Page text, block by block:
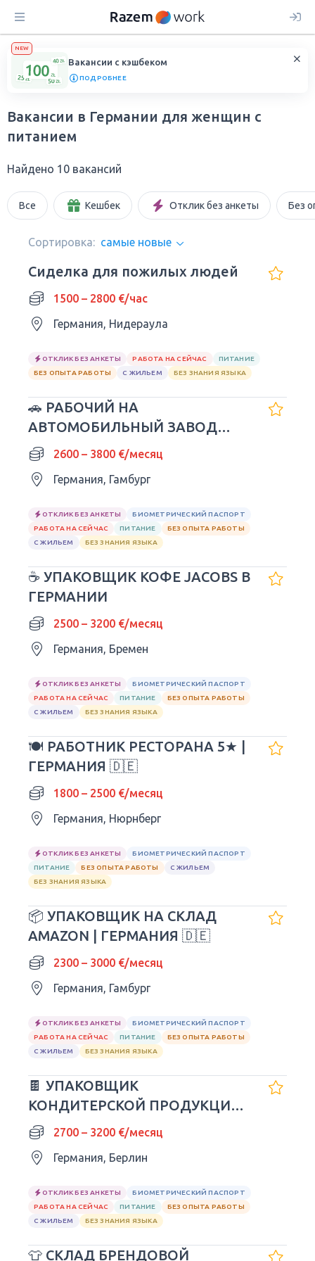
NEW
Вакансии с кэшбеком
ПОДРОБНЕЕ
Вакансии в Германии для женщин с
питанием
Найдено 10 вакансий
Все Кешбек Отклик без анкеты Без
Сортировка: самые новые
Сиделка для пожилых людей
1500 – 2800 €/час
Германия, Нидераула
ОТКЛИК БЕЗ АНКЕТЫ РАБОТА НА СЕЙЧАС
ПИТАНИЕ
БЕЗ ОПЫТА РАБОТЫ
С ЖИЛЬЕМ БЕЗ ЗНАНИЯ ЯЗЫКА
🚗 РАБОЧИЙ НА
АВТОМОБИЛЬНЫЙ ЗАВОД
VOLKSWAGEN
2600 – 3800 €/месяц
Германия, Гамбург
ОТКЛИК БЕЗ АНКЕТЫ
БИОМЕТРИЧЕСКИЙ ПАСПОРТ
РАБОТА НА СЕЙЧАС
ПИТАНИЕ
БЕЗ ОПЫТА РАБОТЫ
С ЖИЛЬЕМ
БЕЗ ЗНАНИЯ ЯЗЫКА
☕ УПАКОВЩИК КОФЕ JACOBS В
ГЕРМАНИИ
2500 – 3200 €/месяц
Германия, Бремен
ОТКЛИК БЕЗ АНКЕТЫ
БИОМЕТРИЧЕСКИЙ ПАСПОРТ
РАБОТА НА СЕЙЧАС
ПИТАНИЕ
БЕЗ ОПЫТА РАБОТЫ
С ЖИЛЬЕМ
БЕЗ ЗНАНИЯ ЯЗЫКА
🍽 РАБОТНИК РЕСТОРАНА 5★ |
ГЕРМАНИЯ 🇩🇪
1800 – 2500 €/месяц
Германия, Нюрнберг
ОТКЛИК БЕЗ АНКЕТЫ
БИОМЕТРИЧЕСКИЙ ПАСПОРТ
ПИТАНИЕ
БЕЗ ОПЫТА РАБОТЫ
С ЖИЛЬЕМ
БЕЗ ЗНАНИЯ ЯЗЫКА
📦 УПАКОВЩИК НА СКЛАД
AMAZON | ГЕРМАНИЯ 🇩🇪
2300 – 3000 €/месяц
Германия, Гамбург
ОТКЛИК БЕЗ АНКЕТЫ
БИОМЕТРИЧЕСКИЙ ПАСПОРТ
РАБОТА НА СЕЙЧАС
ПИТАНИЕ
БЕЗ ОПЫТА РАБОТЫ
С ЖИЛЬЕМ
БЕЗ ЗНАНИЯ ЯЗЫКА
🍫 УПАКОВЩИК
КОНДИТЕРСКОЙ ПРОДУКЦИИ
SNICKERS | ГЕРМАНИЯ 🇩🇪
2700 – 3200 €/месяц
Германия, Берлин
ОТКЛИК БЕЗ АНКЕТЫ
БИОМЕТРИЧЕСКИЙ ПАСПОРТ
РАБОТА НА СЕЙЧАС
ПИТАНИЕ
БЕЗ ОПЫТА РАБОТЫ
С ЖИЛЬЕМ
БЕЗ ЗНАНИЯ ЯЗЫКА
👕 СКЛАД БРЕНДОВОЙ